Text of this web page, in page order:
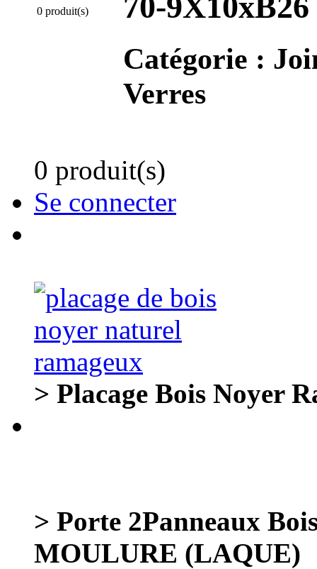
0 produit(s)
Catégorie :
Verres
0 produit(s)
Se connecter
> Placage Bois Noyer
> Porte 2Panneaux
MOULURE (LAQUE)